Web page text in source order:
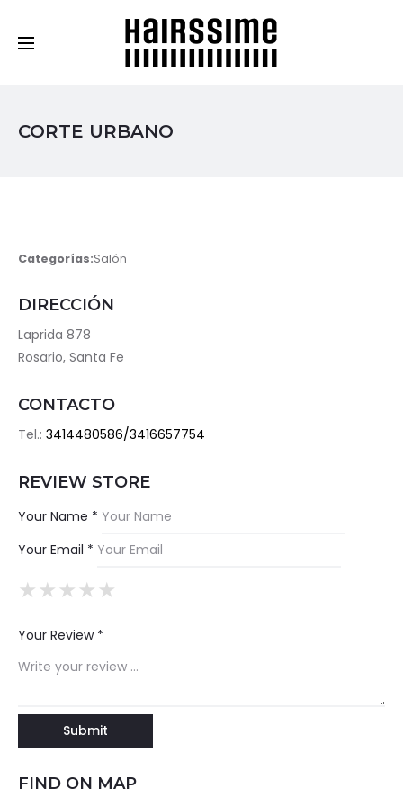
CORTE URBANO
Categorías:Salón
DIRECCIÓN
Laprida 878
Rosario, Santa Fe
CONTACTO
Tel.: 3414480586/3416657754
REVIEW STORE
Your Name *
Your Email *
★
★★
★★★
★★★★
★★★★★
Your Review *
FIND ON MAP